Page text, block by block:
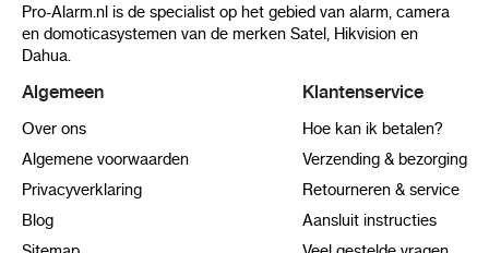
Pro-Alarm.nl is de specialist op het gebied van alarm, camera
en domoticasystemen van de merken Satel, Hikvision en
Dahua.
Algemeen
Over ons
Algemene voorwaarden
Privacyverklaring
Blog
Klantenservice
Hoe kan ik betalen?
Verzending & bezorging
Retourneren & service
Aansluit instructies